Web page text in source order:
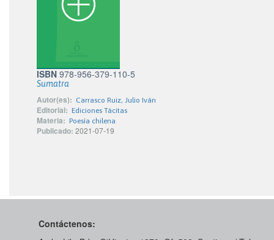
ISBN 978-956-379-110-5
Sumatra
Autor(es): Carrasco Ruiz, Julio Iván
Editorial: Ediciones Tácitas
Materia: Poesía chilena
Publicado: 2021-07-19
Contáctenos: